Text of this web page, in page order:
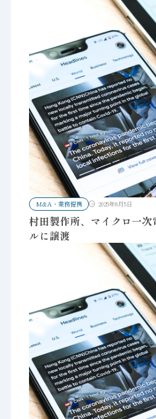
M&A・業務提携 2025年8月5日
村田製作所、マイクロ一次
ルに譲渡